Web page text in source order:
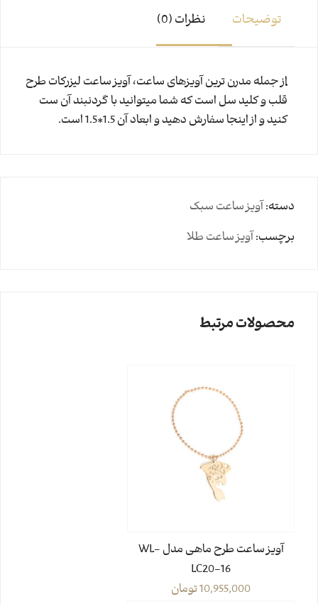
توضیحات نظرات (0)
از جمله مدرن ترین آویزهای ساعت، آویز ساعت لیزرکات طرح
قلب و کلید سل است که شما میتوانید با گردنبند آن ست
کنید و از اینجا سفارش دهید و ابعاد آن 1.5*1.5 است.
دسته: آویز ساعت سبک
برچسب: آویز ساعت طلا
محصولات مرتبط
آویز ساعت طرح ماهی مدل WL-
LC20-16
10,955,000تومان